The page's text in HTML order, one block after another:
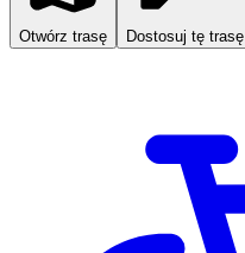
Otwórz trasę Dostosuj tę trasę